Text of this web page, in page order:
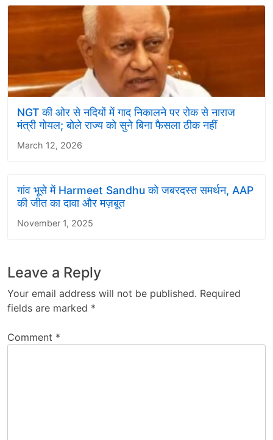
NGT की ओर से नदियों में गाद निकालने पर रोक से नाराज
मंत्री गोयल; बोले राज्य को सुने बिना फैसला ठीक नहीं
March 12, 2026
गांव भूसे में Harmeet Sandhu को जबरदस्त समर्थन, AAP
की जीत का दावा और मज़बूत
November 1, 2025
Leave a Reply
Your email address will not be published. Required
fields are marked *
Comment *